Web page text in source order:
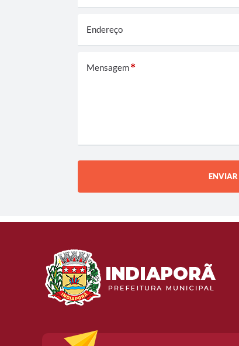
Endereço
Mensagem
ENVIAR